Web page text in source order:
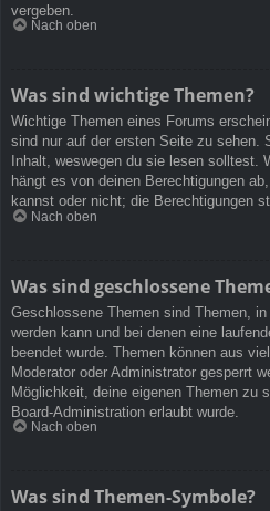
vergeben.
Nach oben
Was sind wichtige Themen?
Wichtige Themen eines Forums
sind nur auf der ersten Seite zu sehen.
Inhalt, weswegen du sie lesen solltest.
hängt es von deinen Berechtigungen
kannst oder nicht; die Berechtigungen
Nach oben
Was sind geschlossene
Geschlossene Themen sind Themen,
werden kann und bei denen eine
beendet wurde. Themen können aus
Moderator oder Administrator gesperrt
Möglichkeit, deine eigenen Themen zu
Board-Administration erlaubt wurde.
Nach oben
Was sind Themen-Symbole?